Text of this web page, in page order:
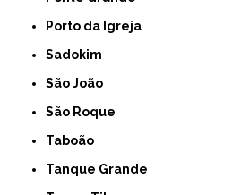
Porto da Igreja
Sadokim
São João
São Roque
Taboão
Tanque Grande